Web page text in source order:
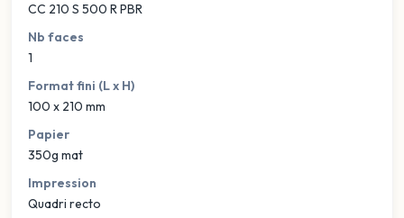
CC 210 S 500 R PBR
Nb faces
1
Format fini (L x H)
100 x 210 mm
Papier
350g mat
Impression
Quadri recto